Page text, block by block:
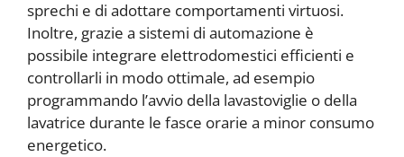
sprechi e di adottare comportamenti virtuosi.
Inoltre, grazie a sistemi di automazione è
possibile integrare elettrodomestici efficienti e
controllarli in modo ottimale, ad esempio
programmando l’avvio della lavastoviglie o della
lavatrice durante le fasce orarie a minor consumo
energetico.